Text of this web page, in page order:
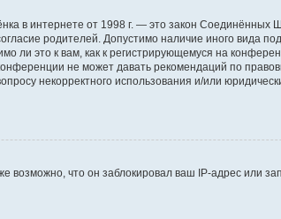
в интернете от 1998 г. — это закон Соединённых
родителей. Допустимо наличие иного вида
это к вам, как к регистрирующемуся на
не может давать рекомендаций по
некорректного использования и/или
что он заблокировал ваш IP-адрес или